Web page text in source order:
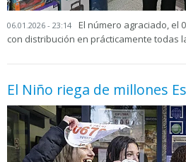
06.01.2026 - 23:14
El número agraciado, el
con distribución en prácticamente todas
El Niño riega de millones